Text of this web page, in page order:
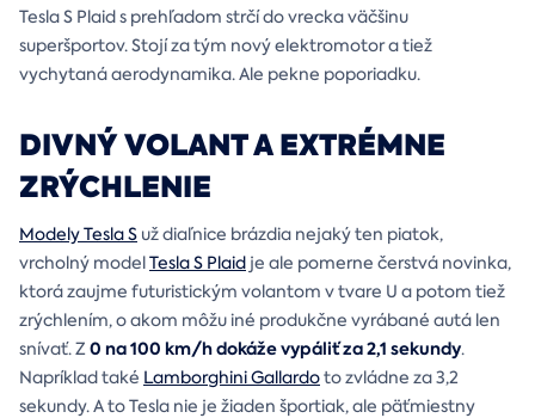
Tesla S Plaid s prehľadom strčí do vrecka väčšinu
superšportov. Stojí za tým nový elektromotor a tiež
vychytaná aerodynamika. Ale pekne poporiadku.
DIVNÝ VOLANT A EXTRÉMNE
ZRÝCHLENIE
Modely Tesla S už diaľnice brázdia nejaký ten piatok,
vrcholný modelTesla S Plaid je ale pomerne čerstvá novinka,
ktorá zaujme futuristickým volantom v tvare U a potom tiež
zrýchlením, o akom môžu iné produkčne vyrábané autá len
snívať. Z0 na 100 km/h dokáže vypáliť za 2,1 sekundy.
Napríklad také Lamborghini Gallardoto zvládne za 3,2
sekundy. A to Tesla nie je žiaden športiak, ale päťmiestny